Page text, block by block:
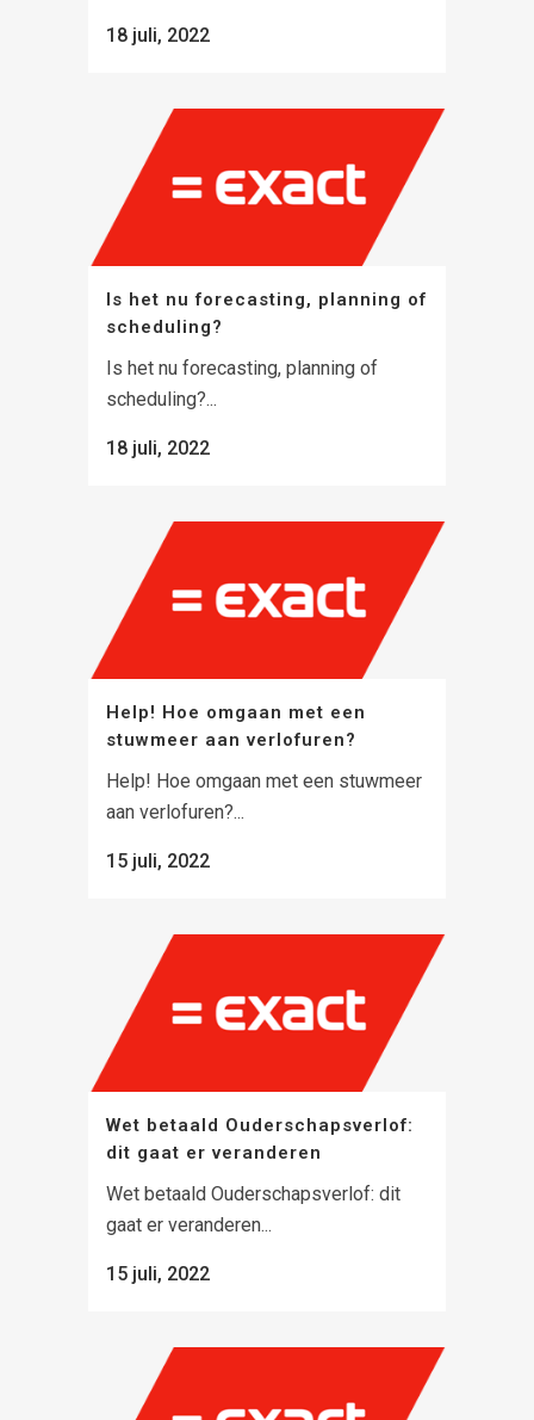
18 juli, 2022
Is het nu forecasting, planning of
scheduling?
Is het nu forecasting, planning of
scheduling?...
18 juli, 2022
Help! Hoe omgaan met een
stuwmeer aan verlofuren?
Help! Hoe omgaan met een stuwmeer
aan verlofuren?...
15 juli, 2022
Wet betaald Ouderschapsverlof:
dit gaat er veranderen
Wet betaald Ouderschapsverlof: dit
gaat er veranderen...
15 juli, 2022